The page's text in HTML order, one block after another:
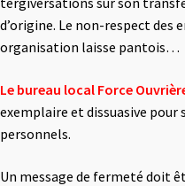
d’origine. Le non-respect des
organisation laisse pantois…
Le bureau local Force
exemplaire et dissuasive pour
personnels.
Un message de fermeté doit